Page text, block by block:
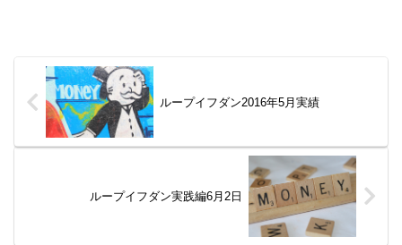
ループイフダン2016年5月実績
ループイフダン実践編6月2日